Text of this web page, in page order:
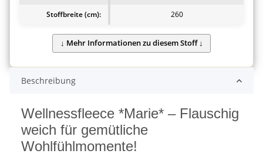
Stoffbreite (cm):
260
Beschreibung
Wellnessfleece *Marie* – Flauschig
weich für gemütliche
Wohlfühlmomente!